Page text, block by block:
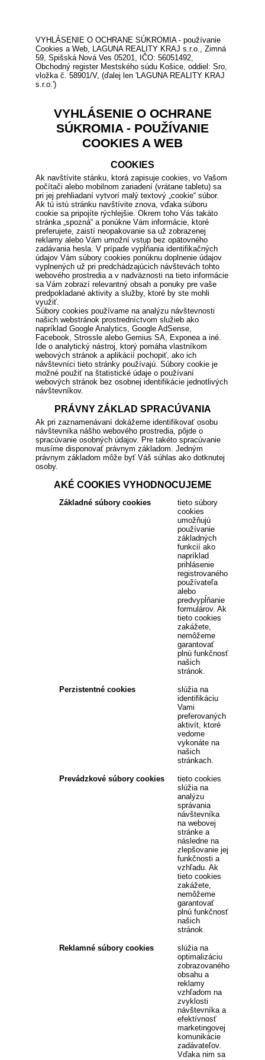
VYHLÁSENIE O OCHRANE SÚKROMIA - používanie
Cookies a Web, LAGUNA REALITY KRAJ s.r.o., Zimná
59, Spišská Nová Ves 05201, IČO: 56051492,
Obchodný register Mestského súdu Košice, oddiel: Sro,
vložka č. 58901/V, (ďalej len 'LAGUNA REALITY KRAJ
s.r.o.')
VYHLÁSENIE O OCHRANE
SÚKROMIA - POUŽÍVANIE
COOKIES A WEB
COOKIES
Ak navštívite stánku, ktorá zapisuje cookies, vo Vašom
počítači alebo mobilnom zariadení (vrátane tabletu) sa
pri jej prehliadaní vytvorí malý textový „cookie“ súbor.
Ak tú istú stránku navštívite znova, vďaka súboru
cookie sa pripojíte rýchlejšie. Okrem toho Vás takáto
stránka „spozná“ a ponúkne Vám informácie, ktoré
preferujete, zaistí neopakovanie sa už zobrazenej
reklamy alebo Vám umožní vstup bez opätovného
zadávania hesla. V prípade vypĺňania identifikačných
údajov Vám súbory cookies ponúknu doplnenie údajov
vyplnených už pri predchádzajúcich návštevách tohto
webového prostredia a v nadväznosti na tieto informácie
sa Vám zobrazí relevantný obsah a ponuky pre vaše
predpokladané aktivity a služby, ktoré by ste mohli
využiť.
Súbory cookies používame na analýzu návštevnosti
našich webstránok prostredníctvom služieb ako
napríklad Google Analytics, Google AdSense,
Facebook, Strossle alebo Gemius SA, Exponea a iné.
Ide o analytický nástroj, ktorý pomáha vlastníkom
webových stránok a aplikácií pochopiť, ako ich
návštevníci tieto stránky používajú. Súbory cookie je
možné použiť na štatistické údaje o používaní
webových stránok bez osobnej identifikácie jednotlivých
návštevníkov.
PRÁVNY ZÁKLAD SPRACÚVANIA
Ak pri zaznamenávaní dokážeme identifikovať osobu
návštevníka nášho webového prostredia, pôjde o
spracúvanie osobných údajov. Pre takéto spracúvanie
musíme disponovať právnym základom. Jedným
právnym základom môže byť Váš súhlas ako dotknutej
osoby.
AKÉ COOKIES VYHODNOCUJEME
Základné súbory cookies
tieto súbory
cookies
umožňujú
používanie
základných
funkcií ako
napríklad
prihlásenie
registrovaného
používateľa
alebo
predvypĺňanie
formulárov. Ak
tieto cookies
zakážete,
nemôžeme
garantovať
plnú funkčnosť
našich
stránok.
Perzistentné cookies
slúžia na
identifikáciu
Vami
preferovaných
aktivít, ktoré
vedome
vykonáte na
našich
stránkach.
Prevádzkové súbory cookies
tieto cookies
slúžia na
analýzu
správania
návštevníka
na webovej
stránke a
následne na
zlepšovanie jej
funkčnosti a
vzhľadu. Ak
tieto cookies
zakážete,
nemôžeme
garantovať
plnú funkčnosť
našich
stránok.
Reklamné súbory cookies
slúžia na
optimalizáciu
zobrazovaného
obsahu a
reklamy
vzhľadom na
zvyklosti
návštevníka a
efektívnosť
marketingovej
komunikácie
zadávateľov.
Vďaka nim sa